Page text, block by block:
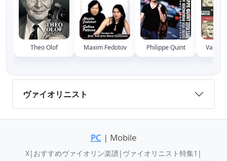
Theo Olof Maxim Fedotov Philippe Quint Valery
ヴァイオリニスト
PC | Mobile
X| おすすめヴァイオリン楽譜| ヴァイオリニスト特集1 |